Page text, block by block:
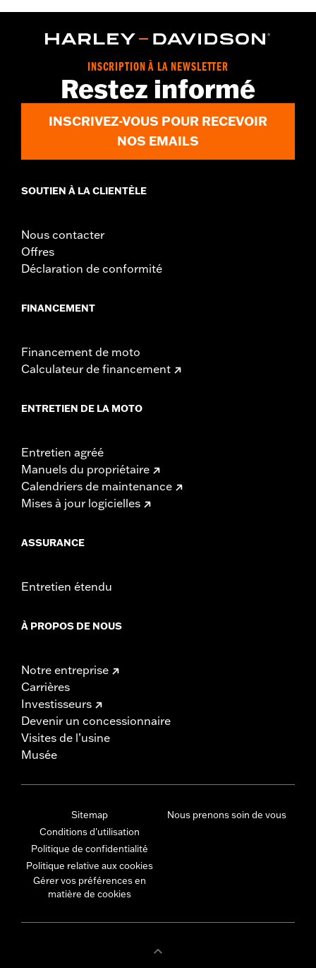
WARRANTY:2 year limited warranty – Go towww.h-
Imported
INSCRIPTION À LA NEWSLETTER
Restez informé
INSCRIVEZ-VOUS POUR RECEVOIR
NOS EMAILS
SOUTIEN À LA CLIENTÈLE
Nous contacter
Offres
Déclaration de conformité
FINANCEMENT
Financement de moto
Calculateur de financement
ENTRETIEN DE LA MOTO
Entretien agréé
Manuels du propriétaire
Calendriers de maintenance
Mises à jour logicielles
ASSURANCE
Entretien étendu
À PROPOS DE NOUS
Notre entreprise
Carrières
Investisseurs
Devenir un concessionnaire
Visites de l’usine
Musée
Sitemap
Conditions d'utilisation
Politique de confidentialité
Politique relative aux cookies
Gérer vos préférences en
matière de cookies
Nous prenons soin de vous